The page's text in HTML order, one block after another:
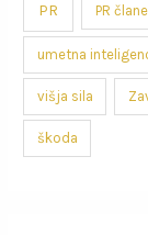
PR PR
umetna
višja sila
škoda